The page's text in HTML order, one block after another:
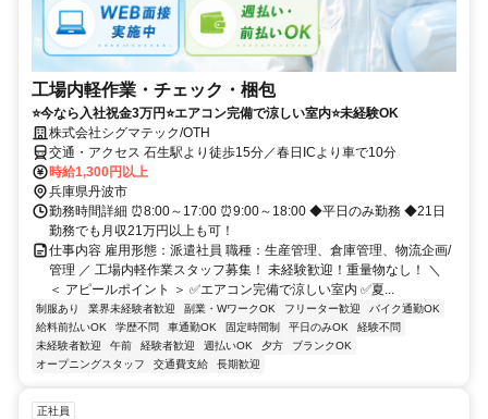
工場内軽作業・チェック・梱包
⭐今なら入社祝金3万円⭐エアコン完備で涼しい室内⭐未経験OK
株式会社シグマテック/OTH
交通・アクセス 石生駅より徒歩15分／春日ICより車で10分
時給1,300円以上
兵庫県丹波市
勤務時間詳細 ⏰8:00～17:00 ⏰9:00～18:00 ◆平日のみ勤務 ◆21日
勤務でも月収21万円以上も可！
仕事内容 雇用形態：派遣社員 職種：生産管理、倉庫管理、物流企画/
管理 ／ 工場内軽作業スタッフ募集！ 未経験歓迎！重量物なし！ ＼
＜ アピールポイント ＞ ✅エアコン完備で涼しい室内 ✅夏...
制服あり 業界未経験者歓迎 副業・WワークOK フリーター歓迎
バイク通勤OK
給料前払いOK
学歴不問 車通勤OK 固定時間制 平日のみOK
経験不問
未経験者歓迎
午前 経験者歓迎 週払いOK 夕方
ブランクOK
オープニングスタッフ
交通費支給 長期歓迎
正社員